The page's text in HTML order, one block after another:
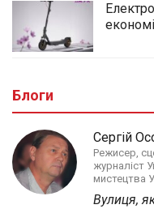
Блоги
Сергій
Режисер,
журналіст
мистецтва
Вулиця,